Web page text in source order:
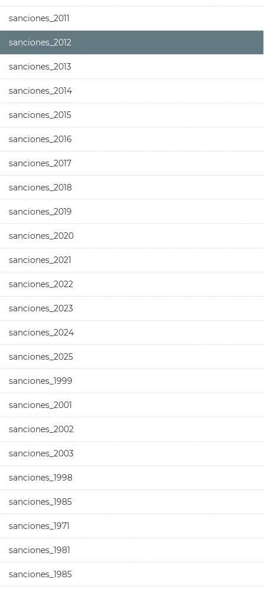
sanciones_2011
sanciones_2012
sanciones_2013
sanciones_2014
sanciones_2015
sanciones_2016
sanciones_2017
sanciones_2018
sanciones_2019
sanciones_2020
sanciones_2021
sanciones_2022
sanciones_2023
sanciones_2024
sanciones_2025
sanciones_1999
sanciones_2001
sanciones_2002
sanciones_2003
sanciones_1998
sanciones_1985
sanciones_1971
sanciones_1981
sanciones_1985